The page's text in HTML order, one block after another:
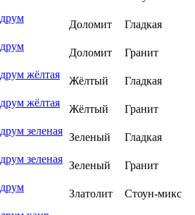
Доломит
Гладкая
Доломит
Гранит
жёлтая
Жёлтый
Гладкая
жёлтая
Жёлтый
Гранит
зеленая
Зеленый
Гладкая
зеленая
Зеленый
Гранит
Златолит
Стоун-микс